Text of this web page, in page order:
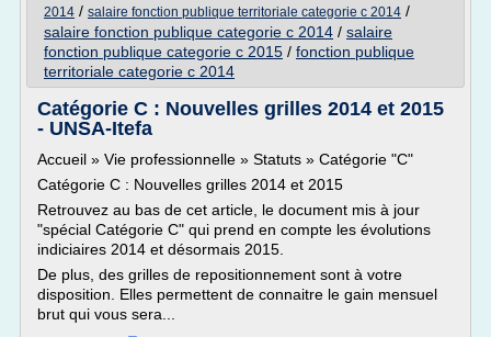
2014 / salaire fonction publique territoriale categorie c 2014 /
salaire fonction publique categorie c 2014 / salaire
fonction publique categorie c 2015 / fonction publique
territoriale categorie c 2014
Catégorie C : Nouvelles grilles 2014 et 2015
- UNSA-Itefa
Accueil » Vie professionnelle » Statuts » Catégorie "C"
Catégorie C : Nouvelles grilles 2014 et 2015
Retrouvez au bas de cet article, le document mis à jour
"spécial Catégorie C" qui prend en compte les évolutions
indiciaires 2014 et désormais 2015.
De plus, des grilles de repositionnement sont à votre
disposition. Elles permettent de connaitre le gain mensuel
brut qui vous sera...